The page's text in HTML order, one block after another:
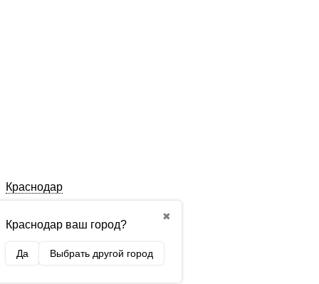
Краснодар
✖
Краснодар ваш город?
Да Выбрать другой город